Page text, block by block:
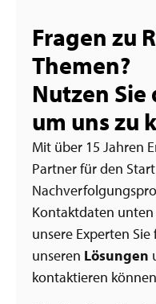
Fragen zu
Themen?
Nutzen Sie
um uns zu
Mit über 15 Jahren
Partner für den
Kontaktdaten
unsere Experten
unseren Lösungen
kontaktieren